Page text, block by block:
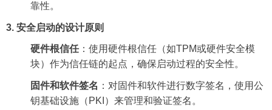
靠性。
3. 安全启动的设计原则
硬件根信任：使用硬件根信任（如TPM或硬件安全模
块）作为信任链的起点，确保启动过程的安全性。
固件和软件签名 ：对固件和软件进行数字签名，使用公
钥基础设施（ PKI ）来管理和验证签名。